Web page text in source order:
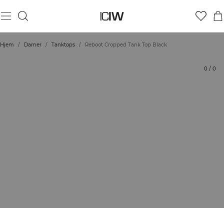
Hjem / Damer / Tanktops / Reboot Cropped Tank Top Black
0 / 0